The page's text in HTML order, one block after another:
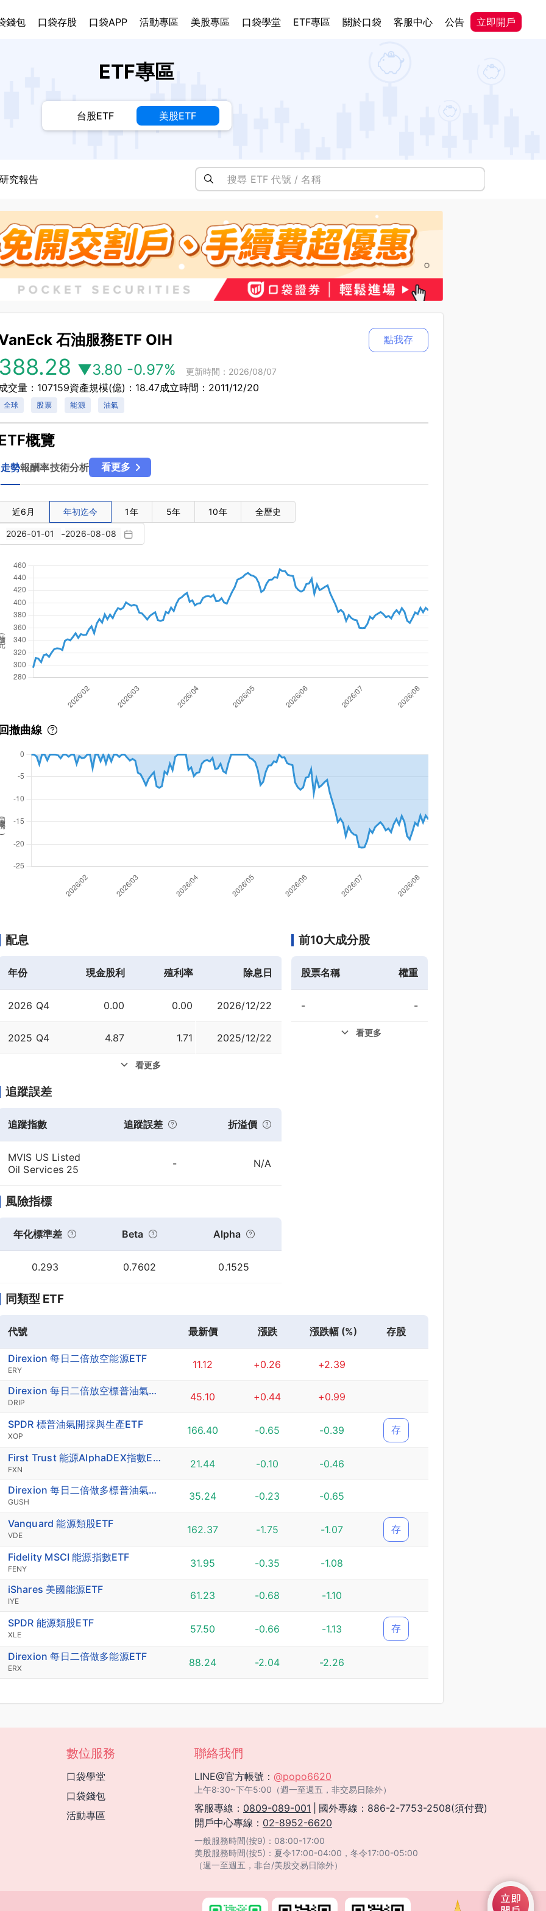
錢包 口袋存股 口袋APP 活動專區 美股專區 口袋學堂 ETF專區 關於口袋 客服中心 公告 立即開戶
ETF專區
台股ETF 美股ETF
究報告
石油服務ETF OIH 點我存
▼3.80 -0.97% 更新時間：2026/08/07
交量：107159資產規模(億)：18.47成立時間：2011/12/20
全球 股票 能源 油氣
概覽
走勢報酬率技術分析 看更多
近6月 年初迄今 1年 5年 10年 全歷史
-
(元)
撤曲線
率(
前10大成分股
股票名稱 權重
- -
看更多
配息
年份 現金股利 殖利率 除息日
2026 Q4 0.00 0.00 2026/12/22
2025 Q4 4.87 1.71 2025/12/22
看更多
追蹤誤差
追蹤指數 追蹤誤差 折溢價
MVIS US Listed
Oil Services 25
- N/A
風險指標
年化標準差 Beta Alpha
0.293 0.7602 0.1525
同類型 ETF
代號 最新價 漲跌 漲跌幅 (%) 存股
Direxion 每日二倍放空能源ETF
ERY 11.12 +0.26 +2.39
Direxion 每日二倍放空標普油氣探勘與生產ETF
DRIP 45.10 +0.44 +0.99
SPDR 標普油氣開採與生產ETF
XOP 166.40 -0.65 -0.39 存
First Trust 能源AlphaDEX指數ETF
FXN 21.44 -0.10 -0.46
Direxion 每日二倍做多標普油氣探勘與生產ETF
GUSH 35.24 -0.23 -0.65
Vanguard 能源類股ETF
VDE 162.37 -1.75 -1.07 存
Fidelity MSCI 能源指數ETF
FENY 31.95 -0.35 -1.08
iShares 美國能源ETF
IYE 61.23 -0.68 -1.10
SPDR 能源類股ETF
XLE 57.50 -0.66 -1.13 存
Direxion 每日二倍做多能源ETF
ERX 88.24 -2.04 -2.26
數位服務
口袋學堂
口袋錢包
活動專區
聯絡我們
LINE@官方帳號： @popo6620
上午8:30~下午5:00（週一至週五，非交易日除外）
客服專線： 0809-089-001
國外專線：886-2-7753-2508(須付費)
開戶中心專線： 02-8952-6620
一般服務時間(按9)：08:00-17:00
美股服務時間(按5)： 夏令17:00-04:00，冬令17:00-05:00
（週一至週五，非台/美股交易日除外）